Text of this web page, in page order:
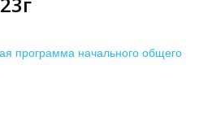
программа начального общего